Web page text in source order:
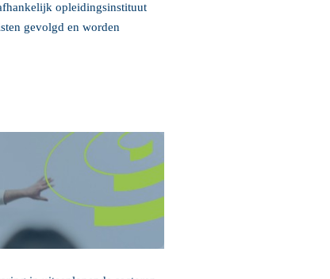
opleidingsinstituut
gevolgd en worden